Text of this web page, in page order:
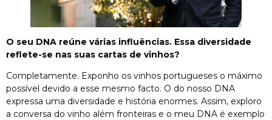
O seu DNA reúne várias influências. Essa diversidade
reflete-se nas suas cartas de vinhos?
Completamente. Exponho os vinhos portugueses o máximo
possível devido a esse mesmo facto. O do nosso DNA
expressa uma diversidade e história enormes. Assim, exploro
a conversa do vinho além fronteiras e o meu DNA é exemplo